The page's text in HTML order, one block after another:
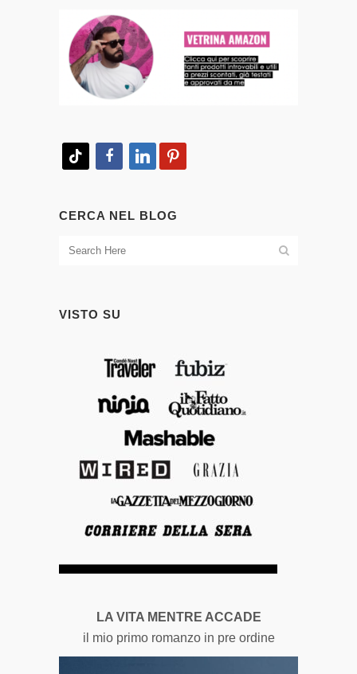
tiktok facebooklinkedinpinterest
CERCA NEL BLOG
VISTO SU
LA VITA MENTRE ACCADE
il mio primo romanzo in pre ordine